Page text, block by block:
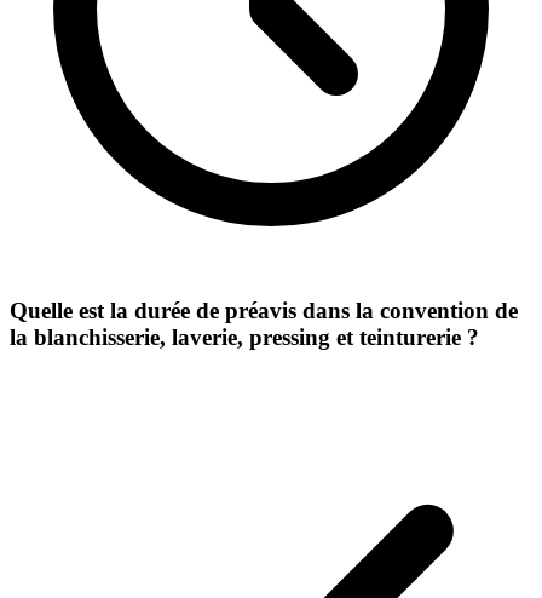
Quelle est la durée de préavis dans la convention de
la blanchisserie, laverie, pressing et teinturerie ?